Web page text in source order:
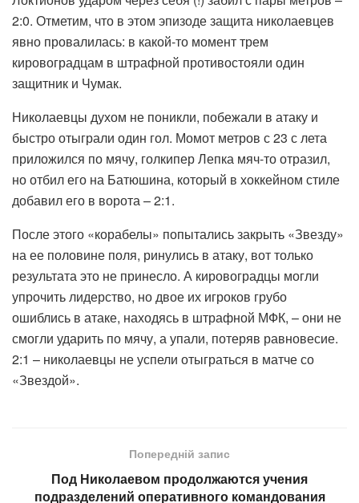
2:0. Отметим, что в этом эпизоде защита николаевцев
явно провалилась: в какой-то момент трем
кировоградцам в штрафной противостояли один
защитник и Чумак.
Николаевцы духом не поникли, побежали в атаку и
быстро отыграли один гол. Момот метров с 23 с лета
приложился по мячу, голкипер Лепка мяч-то отразил,
но отбил его на Батюшина, который в хоккейном стиле
добавил его в ворота – 2:1.
После этого «корабелы» попытались закрыть «Звезду»
на ее половине поля, ринулись в атаку, вот только
результата это не принесло. А кировоградцы могли
упрочить лидерство, но двое их игроков грубо
ошиблись в атаке, находясь в штрафной МФК, – они не
смогли ударить по мячу, а упали, потеряв равновесие.
2:1 – николаевцы не успели отыграться в матче со
«Звездой».
Попередній запис
Под Николаевом продолжаются учения
подразделений оперативного командования